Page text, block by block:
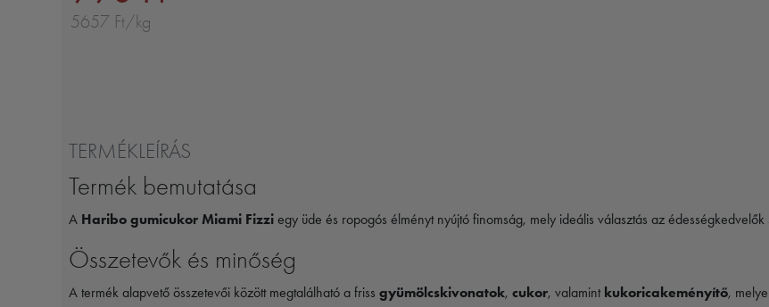
5657 Ft/kg
TERMÉKLEÍRÁS
Termék bemutatása
A Haribo gumicukor Miami Fizzi egy üde és ropogós élményt nyújtó finomság, mely ideális választás az édességkedvelők
Összetevők és minőség
A termék alapvető összetevői között megtalálható a friss gyümölcskivonatok, cukor, valamint kukoricakeményítő,